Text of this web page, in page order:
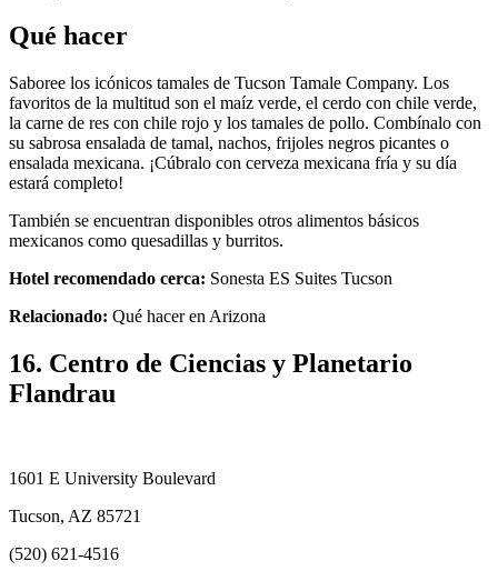
Qué hacer
Saboree los icónicos tamales de Tucson Tamale Company. Los
favoritos de la multitud son el maíz verde, el cerdo con chile verde,
la carne de res con chile rojo y los tamales de pollo. Combínalo con
su sabrosa ensalada de tamal, nachos, frijoles negros picantes o
ensalada mexicana. ¡Cúbralo con cerveza mexicana fría y su día
estará completo!
También se encuentran disponibles otros alimentos básicos
mexicanos como quesadillas y burritos.
Hotel recomendado cerca: Sonesta ES Suites Tucson
Relacionado: Qué hacer en Arizona
16. Centro de Ciencias y Planetario
Flandrau
1601 E University Boulevard
Tucson, AZ 85721
(520) 621-4516